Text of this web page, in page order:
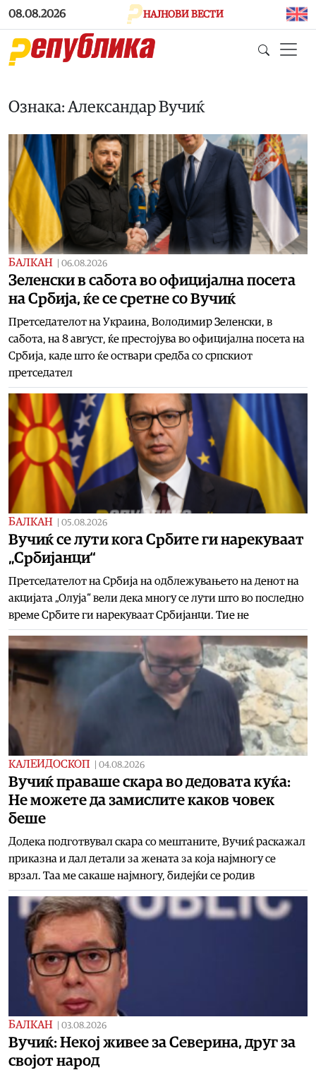
Skip to main content
08.08.2026 НАЈНОВИ ВЕСТИ
Ознака: Александар Вучиќ
БАЛКАН 06.08.2026
Зеленски в сабота во официјална посета
на Србија, ќе се сретне со Вучиќ
Претседателот на Украина, Володимир Зеленски, в
сабота, на 8 август, ќе престојува во официјална посета на
Србија, каде што ќе оствари средба со српскиот
претседател
БАЛКАН 05.08.2026
Вучиќ се лути кога Србите ги нарекуваат
„Србијанци“
Претседателот на Србија на одблежувањето на денот на
акцијата „Олуја“ вели дека многу се лути што во последно
време Србите ги нарекуваат Србијанци. Тие не
КАЛЕИДОСКОП 04.08.2026
Вучиќ праваше скара во дедовата куќа:
Не можете да замислите каков човек
беше
Додека подготвувал скара со мештаните, Вучиќ раскажал
приказна и дал детали за жената за која најмногу се
врзал. Таа ме сакаше најмногу, бидејќи се родив
БАЛКАН 03.08.2026
Вучиќ: Некој живее за Северина, друг за
својот народ